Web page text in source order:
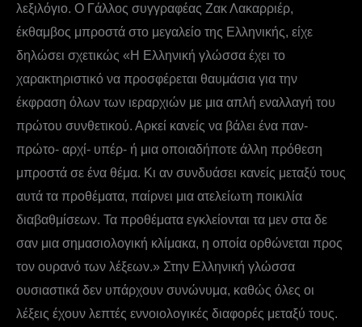
λεξιλόγιο. Ο Γάλλος συγγραφέας Ζακ Λακαρριέρ,
έκθαμβος μπροστά στο μεγαλείο της Ελληνικής, είχε
δηλώσει σχετικώς «Η Ελληνική γλώσσα έχει το
χαρακτηριστικό να προσφέρεται θαυμάσια για την
έκφραση όλων των ιεραρχιών με μια απλή εναλλαγή του
πρώτου συνθετικού. Αρκεί κανείς να βάλει ένα παν-
πρώτο- αρχί- υπέρ- ή μια οποιαδήποτε άλλη πρόθεση
μπροστά σε ένα θέμα. Κι αν συνδυάσει κανείς μεταξύ τους
αυτά τα προθέματα, παίρνει μια ατελείωτη ποικιλία
διαβαθμίσεων. Τα προθέματα εγκλείονται τα μεν στα δε
σαν μια σημασιολογική κλίμακα, η οποία ορθώνεται προς
τον ουρανό των λέξεων.» Στην Ελληνική γλώσσα
ουσιαστικά δεν υπάρχουν συνώνυμα, καθώς όλες οι
λέξεις έχουν λεπτές εννοιολογικές διαφορές μεταξύ τους.